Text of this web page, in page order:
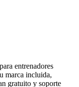
entrenadores
marca incluida,
gratuito y soporte